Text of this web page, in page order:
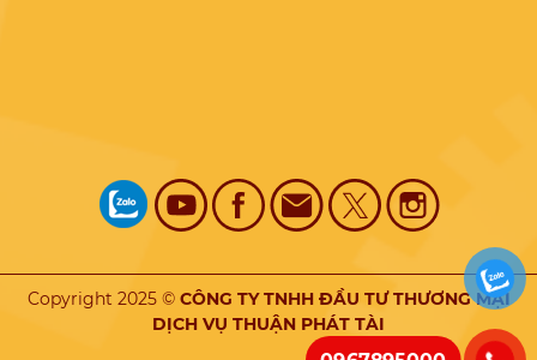
Copyright 2025 © CÔNG TY TNHH ĐẦU TƯ THƯƠNG MẠI
DỊCH VỤ THUẬN PHÁT TÀI